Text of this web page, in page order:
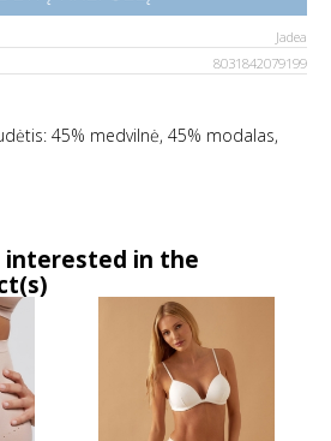
Jadea
8031842079199
45% medvilnė, 45% modalas,
interested in the